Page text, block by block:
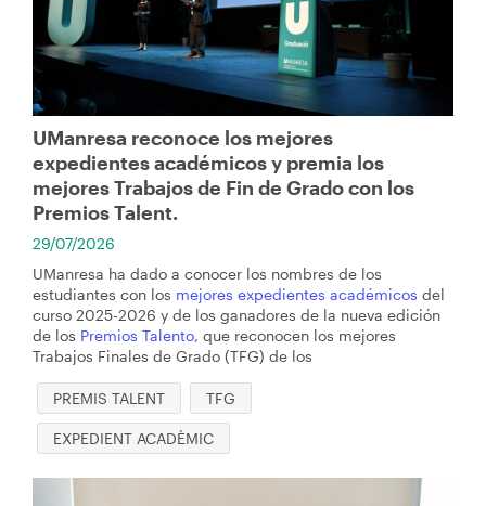
UManresa reconoce los mejores
expedientes académicos y premia los
mejores Trabajos de Fin de Grado con los
Premios Talent.
29/07/2026
UManresa ha dado a conocer los nombres de los
estudiantes con los mejores expedientes académicos del
curso 2025-2026 y de los ganadores de la nueva edición
de los Premios Talento, que reconocen los mejores
Trabajos Finales de Grado (TFG) de los
PREMIS TALENT TFG
EXPEDIENT ACADÈMIC